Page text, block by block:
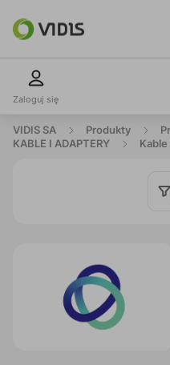
Zaloguj się
VIDIS SA Produkty
KABLE I ADAPTERY
Kable